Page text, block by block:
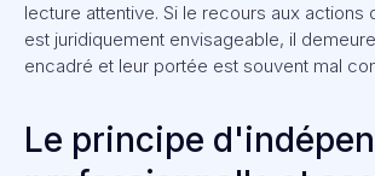
lecture attentive. Si le recours aux actions
est juridiquement envisageable, il
encadré et leur portée est souvent mal
Le principe